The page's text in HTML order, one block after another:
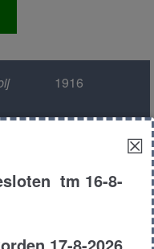
1916
317 orient
☒
tm 16-8-